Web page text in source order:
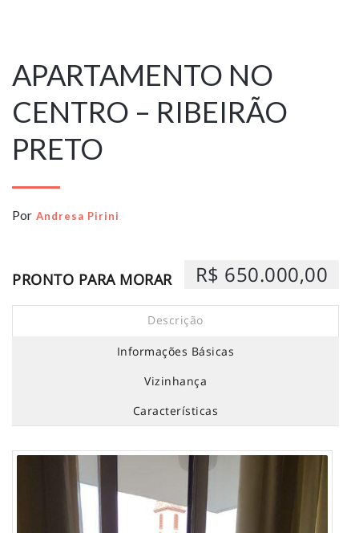
APARTAMENTO NO
CENTRO – RIBEIRÃO
PRETO
Por Andresa Pirini
PRONTO PARA MORAR R$ 650.000,00
Descrição
Informações Básicas
Vizinhança
Características